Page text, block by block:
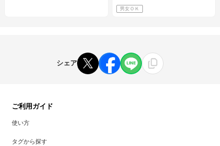
男女ＯＫ
シェア
ご利用ガイド
使い方
タグから探す